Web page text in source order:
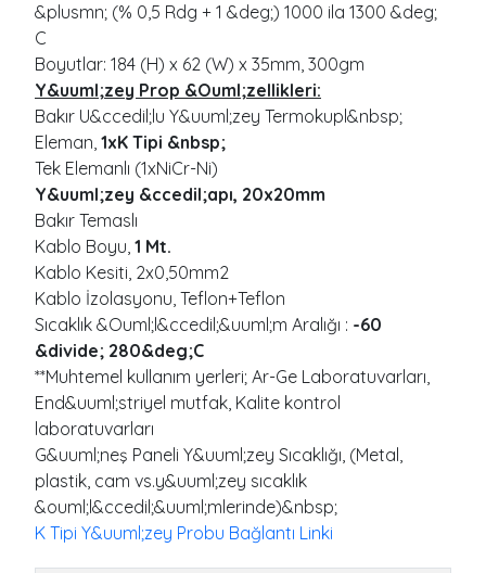
&plusmn; (% 0,5 Rdg + 1 &deg;) 1000 ila 1300 &deg;
C
Boyutlar: 184 (H) x 62 (W) x 35mm, 300gm
Y&uuml;zey Prop &Ouml;zellikleri:
Bakır U&ccedil;lu Y&uuml;zey Termokupl&nbsp;
Eleman, 1xK Tipi &nbsp;
Tek Elemanlı (1xNiCr-Ni)
Y&uuml;zey &ccedil;apı, 20x20mm
Bakır Temaslı
Kablo Boyu, 1 Mt.
Kablo Kesiti, 2x0,50mm2
Kablo İzolasyonu, Teflon+Teflon
Sıcaklık &Ouml;l&ccedil;&uuml;m Aralığı : -60
&divide; 280&deg;C
**Muhtemel kullanım yerleri; Ar-Ge Laboratuvarları,
End&uuml;striyel mutfak, Kalite kontrol
laboratuvarları
G&uuml;neş Paneli Y&uuml;zey Sıcaklığı, (Metal,
plastik, cam vs.y&uuml;zey sıcaklık
&ouml;l&ccedil;&uuml;mlerinde)&nbsp;
K Tipi Y&uuml;zey Probu Bağlantı Linki